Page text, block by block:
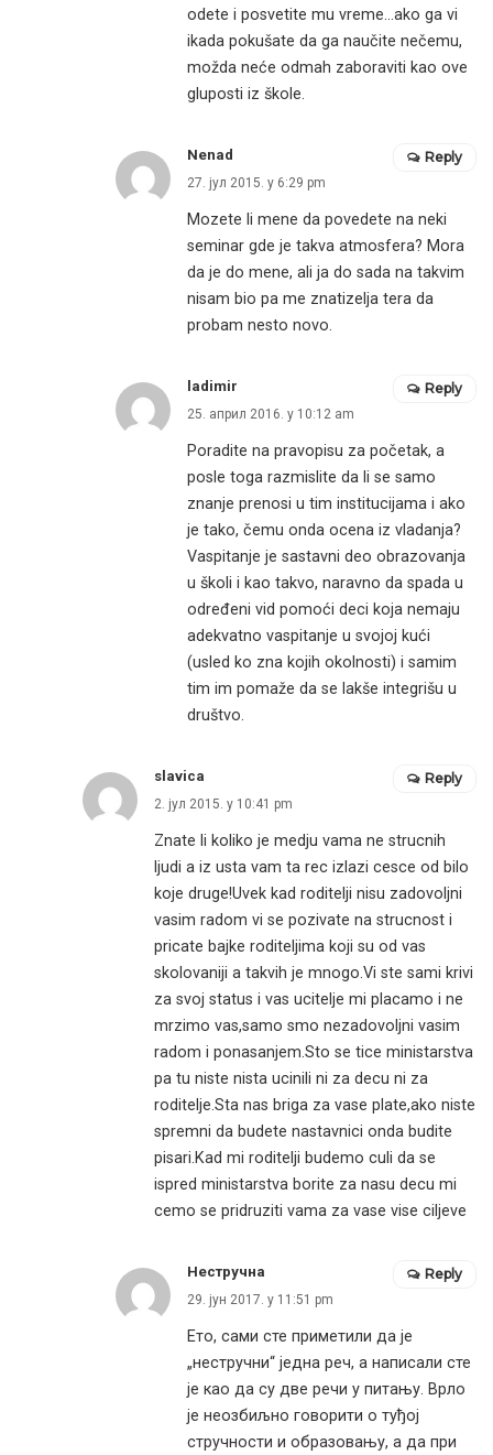
odete i posvetite mu vreme…ako ga vi
ikada pokušate da ga naučite nečemu,
možda neće odmah zaboraviti kao ove
gluposti iz škole.
Nenad
27. јул 2015. у 6:29 pm
Mozete li mene da povedete na neki
seminar gde je takva atmosfera? Mora
da je do mene, ali ja do sada na takvim
nisam bio pa me znatizelja tera da
probam nesto novo.
Reply
ladimir
25. април 2016. у 10:12 am
Poradite na pravopisu za početak, a
posle toga razmislite da li se samo
znanje prenosi u tim institucijama i ako
je tako, čemu onda ocena iz vladanja?
Vaspitanje je sastavni deo obrazovanja
u školi i kao takvo, naravno da spada u
određeni vid pomoći deci koja nemaju
adekvatno vaspitanje u svojoj kući
(usled ko zna kojih okolnosti) i samim
tim im pomaže da se lakše integrišu u
društvo.
Reply
slavica
2. јул 2015. у 10:41 pm
Znate li koliko je medju vama ne strucnih
ljudi a iz usta vam ta rec izlazi cesce od bilo
koje druge!Uvek kad roditelji nisu zadovoljni
vasim radom vi se pozivate na strucnost i
pricate bajke roditeljima koji su od vas
skolovaniji a takvih je mnogo.Vi ste sami krivi
za svoj status i vas ucitelje mi placamo i ne
mrzimo vas,samo smo nezadovoljni vasim
radom i ponasanjem.Sto se tice ministarstva
pa tu niste nista ucinili ni za decu ni za
roditelje.Sta nas briga za vase plate,ako niste
spremni da budete nastavnici onda budite
pisari.Kad mi roditelji budemo culi da se
ispred ministarstva borite za nasu decu mi
cemo se pridruziti vama za vase vise ciljeve
Reply
Нестручна
29. јун 2017. у 11:51 pm
Ето, сами сте приметили да је
„нестручни“ једна реч, а написали сте
је као да су две речи у питању. Врло
је неозбиљно говорити о туђој
стручности и образовању, а да при
Reply